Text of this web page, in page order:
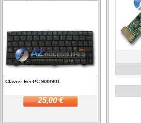
Clavier EeePC 900/901
25,00 €